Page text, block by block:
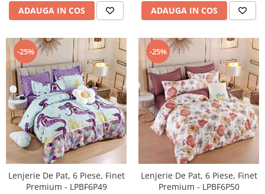
ADAUGA IN COS ADAUGA IN COS
-25%
Lenjerie De Pat, 6 Piese, Finet
Premium - LPBF6P49
-25%
Lenjerie De Pat, 6 Piese, Finet
Premium - LPBF6P50